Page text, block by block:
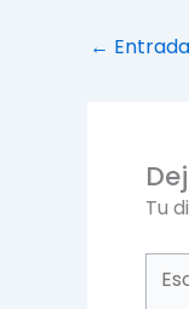
←
Tu